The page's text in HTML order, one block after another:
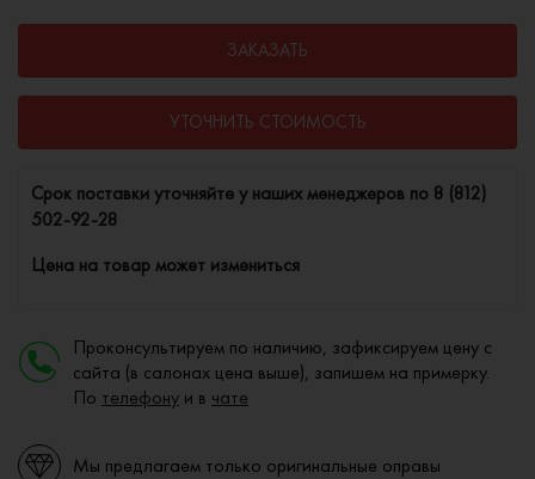
ЗАКАЗАТЬ
УТОЧНИТЬ СТОИМОСТЬ
Cрок поставки уточняйте у наших менеджеров по 8 (812)
502-92-28
Цена на товар может измениться
Проконсультируем по наличию, зафиксируем цену с
сайта (в салонах цена выше), запишем на примерку.
По телефону и в чате
Мы предлагаем только оригинальные оправы